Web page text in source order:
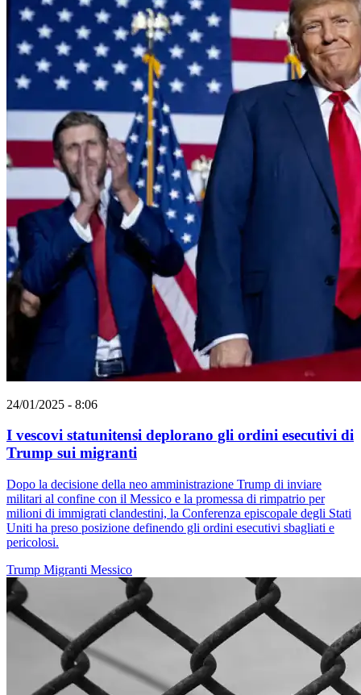
24/01/2025 - 8:06
I vescovi statunitensi deplorano gli ordini esecutivi di
Trump sui migranti
Dopo la decisione della neo amministrazione Trump di inviare
militari al confine con il Messico e la promessa di rimpatrio per
milioni di immigrati clandestini, la Conferenza episcopale degli Stati
Uniti ha preso posizione definendo gli ordini esecutivi sbagliati e
pericolosi.
Trump Migranti Messico